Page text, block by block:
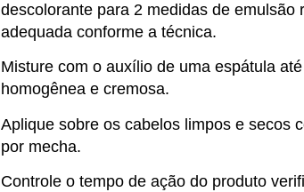
descolorante para 2 medidas de emulsão
adequada conforme a técnica.
Misture com o auxílio de uma espátula
homogênea e cremosa.
Aplique sobre os cabelos limpos e secos
por mecha.
Controle o tempo de ação do produto